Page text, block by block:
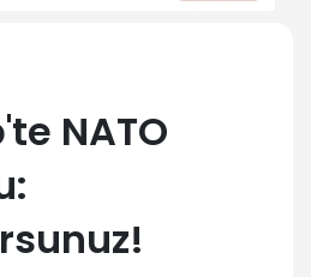
NATO